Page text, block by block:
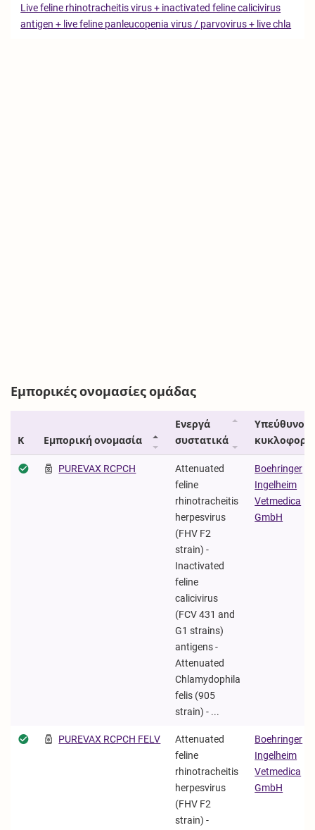
Live feline rhinotracheitis virus + inactivated feline calicivirus
antigen + live feline panleucopenia virus / parvovirus + live chla
Εμπορικές ονομασίες ομάδας
Κ Εμπορική ονομασία
Ενεργά
συστατικά
Υπεύθυνος
PUREVAX RCPCH
Attenuated
feline
rhinotracheitis
herpesvirus
(FHV F2
strain) -
Inactivated
feline
calicivirus
(FCV 431 and
G1 strains)
antigens -
Attenuated
Chlamydophila
felis (905
strain) - ...
Boehringer
Ingelheim
Vetmedica
GmbH
PUREVAX RCPCH FELV
Attenuated
feline
rhinotracheitis
herpesvirus
(FHV F2
strain) -
Boehringer
Ingelheim
Vetmedica
GmbH